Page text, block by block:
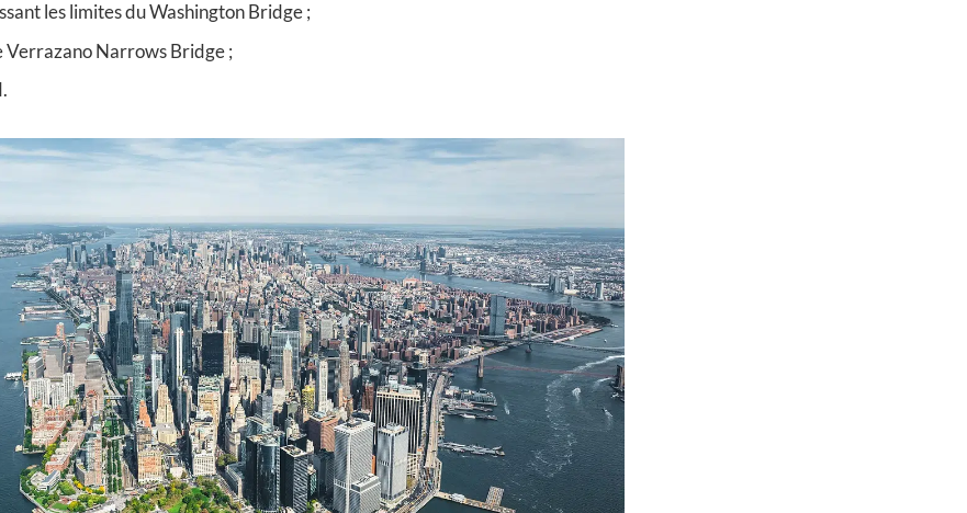
les limites du Washington Bridge ;
Verrazano Narrows Bridge ;